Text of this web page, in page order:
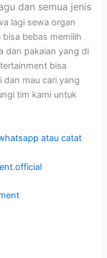
dan semua jenis
lagi sewa organ
bebas memilih
dan pakaian yang di
bisa
dan mau cari yang
tim kami untuk
atau catat